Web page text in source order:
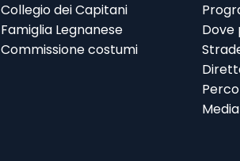
Collegio dei Capitani
Famiglia Legnanese
Commissione costumi
Dove